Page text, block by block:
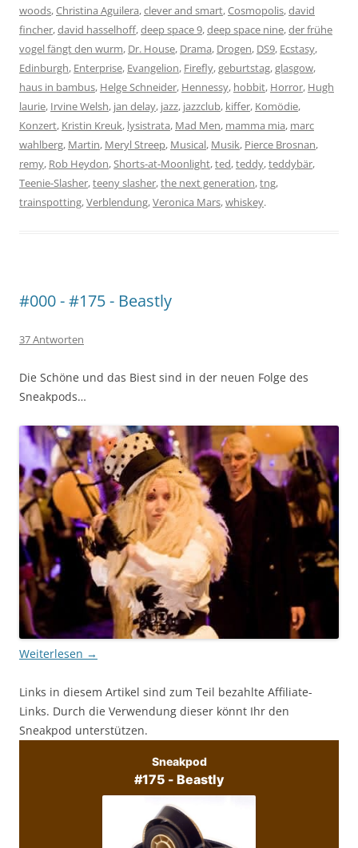
woods,Christina Aguilera,clever and smart,Cosmopolis,david
fincher,david hasselhoff,deep space 9,deep space nine,der frühe
vogel fängt den wurm, Dr. House, Drama, Drogen, DS9, Ecstasy,
Edinburgh, Enterprise, Evangelion, Firefly,geburtstag,glasgow,
haus in bambus, Helge Schneider, Hennessy, hobbit, Horror, Hugh
laurie, Irvine Welsh, jan delay, jazz, jazzclub, kiffer, Komödie,
Konzert, Kristin Kreuk, lysistrata, Mad Men, mamma mia, marc
wahlberg, Martin, Meryl Streep, Musical, Musik, Pierce Brosnan,
remy, Rob Heydon,Shorts-at-Moonlight,ted,teddy,teddybär,
Teenie-Slasher,teeny slasher,the next generation,tng,
trainspotting,Verblendung,Veronica Mars,whiskey.
#000 - #175 - Beastly
37 Antworten
Die Schöne und das Biest sind in der neuen Folge des
Sneakpods…
Weiterlesen →
Links in diesem Artikel sind zum Teil bezahlte Affiliate-
Links. Durch die Verwendung dieser könnt Ihr den
Sneakpod unterstützen.